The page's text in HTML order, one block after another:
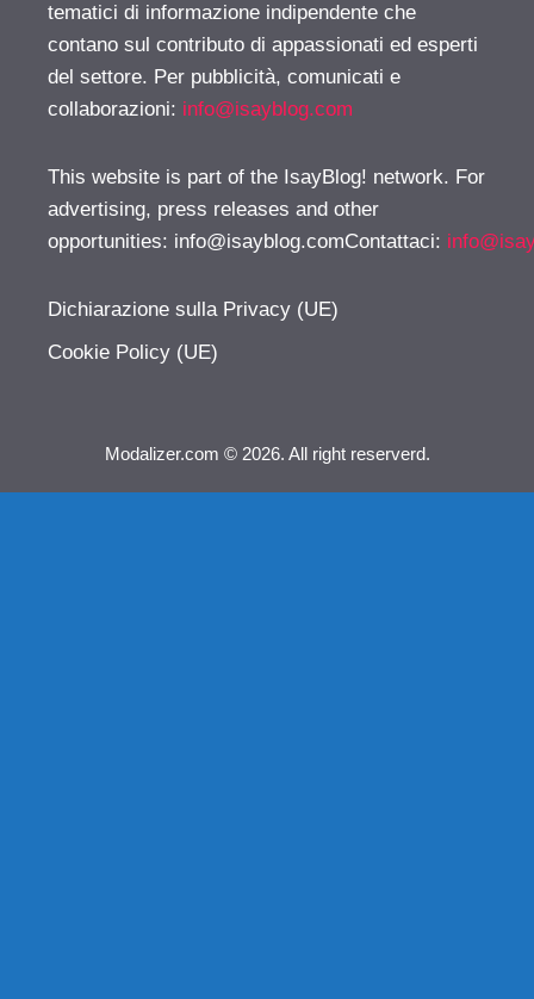
tematici di informazione indipendente che
contano sul contributo di appassionati ed esperti
del settore. Per pubblicità, comunicati e
collaborazioni: info@isayblog.com
This website is part of the IsayBlog! network. For
advertising, press releases and other
opportunities: info@isayblog.comContattaci:
Dichiarazione sulla Privacy (UE)
Cookie Policy (UE)
Modalizer.com © 2026. All right reserverd.